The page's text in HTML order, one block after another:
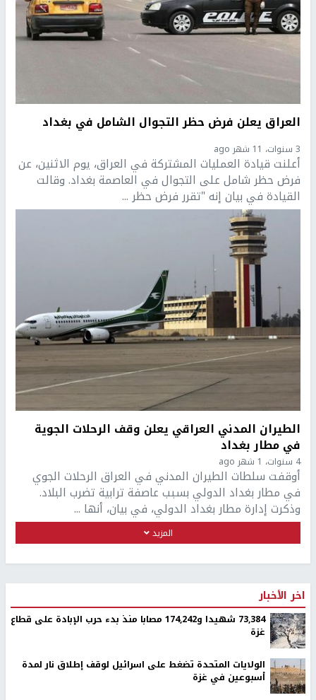
العراق يعلن فرض حظر التجوال الشامل في بغداد
3 سنوات، 11 شهر ago
أعلنت قيادة العمليات المشتركة في العراق، يوم الاثنين، عن
فرض حظر شامل على التجوال في العاصمة بغداد. وقالت
القيادة في بيان إنه "تقرر فرض حظر ...
الطيران المدني العراقي يعلن وقف الرحلات الجوية
في مطار بغداد
4 سنوات، 1 شهر ago
أوقفت سلطات الطيران المدني في العراق الرحلات الجوي
في مطار بغداد الدولي بسبب عاصفة ترابية تضرب البلاد.
وذكرت إدارة مطار بغداد الدولي، في بيان، أنها ...
المزيد
اخر الأخبار
73,384 شهيدا و174,242 مصابا منذ بدء حرب الإبادة على قطاع
غزة
الولايات المتحدة تضغط على اسرائيل لوقف إطلاق نار لمدة
أسبوعين في غزة